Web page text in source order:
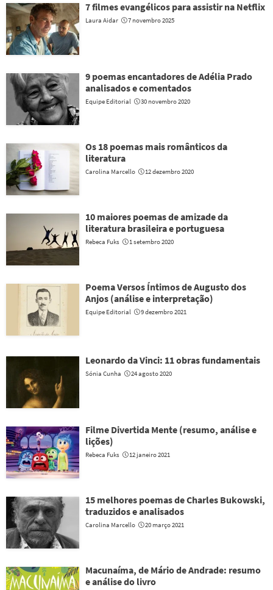
7 filmes evangélicos para assistir na Netflix
Laura Aidar 7 novembro 2025
9 poemas encantadores de Adélia Prado
analisados e comentados
Equipe Editorial 30 novembro 2020
Os 18 poemas mais românticos da
literatura
Carolina Marcello 12 dezembro 2020
10 maiores poemas de amizade da
literatura brasileira e portuguesa
Rebeca Fuks 1 setembro 2020
Poema Versos Íntimos de Augusto dos
Anjos (análise e interpretação)
Equipe Editorial 9 dezembro 2021
Leonardo da Vinci: 11 obras fundamentais
Sónia Cunha 24 agosto 2020
Filme Divertida Mente (resumo, análise e
lições)
Rebeca Fuks 12 janeiro 2021
15 melhores poemas de Charles Bukowski,
traduzidos e analisados
Carolina Marcello 20 março 2021
Macunaíma, de Mário de Andrade: resumo
e análise do livro